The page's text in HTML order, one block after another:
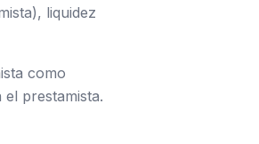
liquidez
como
prestamista.